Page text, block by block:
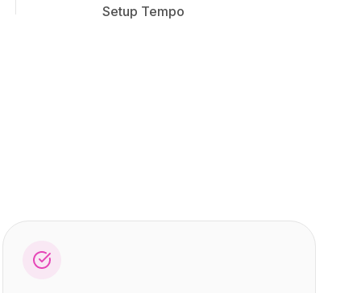
Setup Tempo